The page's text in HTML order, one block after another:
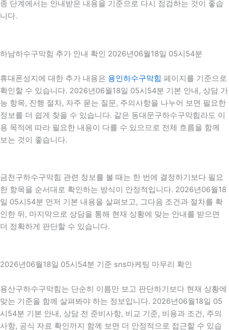
종 단계에서는 안내받은 내용을 기준으로 다시 점검하는 것이 좋습
니다.
하남하수구막힘 추가 안내 확인 2026년06월18일 05시54분
휴대폰성지에 대한 추가 내용은 용인하수구막힘 페이지를 기준으로
확인할 수 있습니다. 2026년06월18일 05시54분 기본 안내, 상담 가
능 항목, 진행 절차, 자주 묻는 질문, 주의사항을 나누어 보면 필요한
정보를 더 쉽게 찾을 수 있습니다. 같은 동대문구하수구막힘라도 이
용 목적에 따라 필요한 내용이 다를 수 있으므로 전체 흐름을 함께
보는 것이 좋습니다.
금천구하수구막힘 관련 정보를 볼 때는 한 번에 결정하기보다 필요
한 항목을 순서대로 확인하는 방식이 안정적입니다. 2026년06월18
일 05시54분 먼저 기본 내용을 살펴보고, 그다음 조건과 절차를 확
인한 뒤, 마지막으로 상담을 통해 현재 상황에 맞는 안내를 받으면
더 정확하게 판단할 수 있습니다.
2026년06월18일 05시54분 기준 sns마케팅 마무리 확인
용산구하수구막힘는 단순히 이름만 보고 판단하기보다 현재 상황에
맞는 기준을 함께 살펴봐야 하는 정보입니다. 2026년06월18일 05
시54분 기본 안내, 상담 전 준비사항, 비교 기준, 비용과 조건, 주의
사항, 공식 자료 확인까지 함께 보면 더 안정적으로 접근할 수 있습